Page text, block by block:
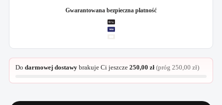
Gwarantowana bezpieczna płatność
Do darmowej dostawy brakuje Ci jeszcze 250,00 zł (próg 250,00 zł)